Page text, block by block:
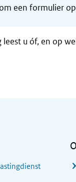
een formulier
leest u óf, en op